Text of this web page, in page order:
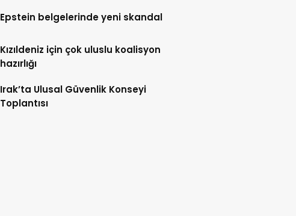
Epstein belgelerinde yeni skandal
Kızıldeniz için çok uluslu koalisyon
hazırlığı
Irak’ta Ulusal Güvenlik Konseyi
Toplantısı